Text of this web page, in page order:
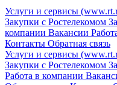
Услуги и сервисы
Закупки с Ростелекомом
компании Вакансии
Контакты Обратная связь
Услуги и сервисы
Закупки с Ростелекомом
Работа в компании